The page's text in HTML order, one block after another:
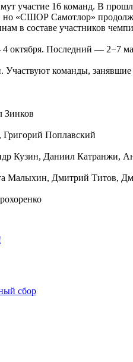
участие 16 команд. В
но «СШОР Самотлор»
в составе участников
4 октября. Последний — 2−7
команды, занявшие
Поплавский
Кузин, Даниил Катранжи,
Малыхин, Дмитрий Титов,
сбор